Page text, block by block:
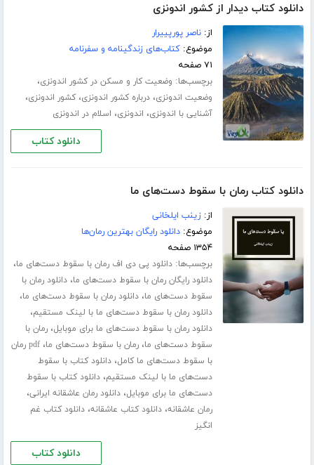
دانلود کتاب دیدار از کشور اندونزی
از:ناصر پورپییرار
موضوع:کتاب‌های زندگینامه و سفرنامه
۷۱ صفحه
برچسب‌ها: وضعیت کار و مسکن در کشور اندونزی،
وضعیت اندونزی،درباره کشور اندونزی،کشور اندونزی،
آشنایی با اندونزی، اندونزی، اسلام در اندونزی
دانلود کتاب
دانلود کتاب رمان با سقوط دست‌های ما
از:زینب ایلخانی
موضوع:دانلود رایگان بهترین رمان‌ها
۱۳۵۴ صفحه
برچسب‌ها:دانلود پی دی اف رمان با سقوط دست‌های ما،
دانلود رایگان رمان با سقوط دست‌های ما،دانلود رمان با
سقوط دست‌های ما،دانلود رمان با سقوط دست‌های ما،
دانلود رمان با سقوط دست‌های ما با لینک مستقیم،
دانلود رمان با سقوط دست‌های ما برای موبایل،رمان با
سقوط دست‌های ما،رمان با سقوط دست‌های ما،
pdf رمان
با سقوط دست‌های ما کامل،دانلود کتاب با سقوط
دست‌های ما با لینک مستقیم،دانلود کتاب با سقوط
دست‌های ما برای موبایل،دانلود رمان عاشقانه ایرانی،
رمان عاشقانه،دانلود کتاب عاشقانه،دانلود کتاب غم
انگیز
دانلود کتاب